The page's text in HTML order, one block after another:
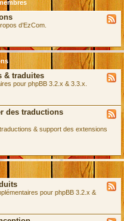
d’EzCom.
& traduites
pour phpBB 3.2.x & 3.3.x.
des traductions
& support des extensions
pour phpBB 3.2.x &